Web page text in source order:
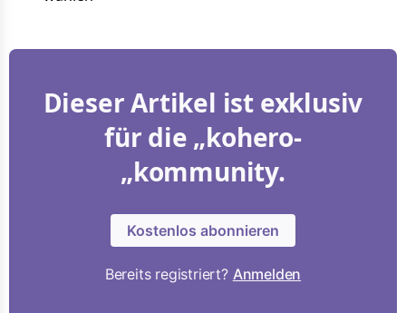
Dieser Artikel ist exklusiv
für die „kohero-
„kommunity.
Kostenlos abonnieren
Bereits registriert? Anmelden